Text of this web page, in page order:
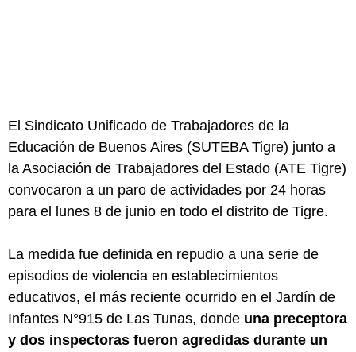
El Sindicato Unificado de Trabajadores de la
Educación de Buenos Aires (SUTEBA Tigre) junto a
la Asociación de Trabajadores del Estado (ATE Tigre)
convocaron a un paro de actividades por 24 horas
para el lunes 8 de junio en todo el distrito de Tigre.
La medida fue definida en repudio a una serie de
episodios de violencia en establecimientos
educativos, el más reciente ocurrido en el Jardín de
Infantes N°915 de Las Tunas, donde una preceptora
y dos inspectoras fueron agredidas durante un